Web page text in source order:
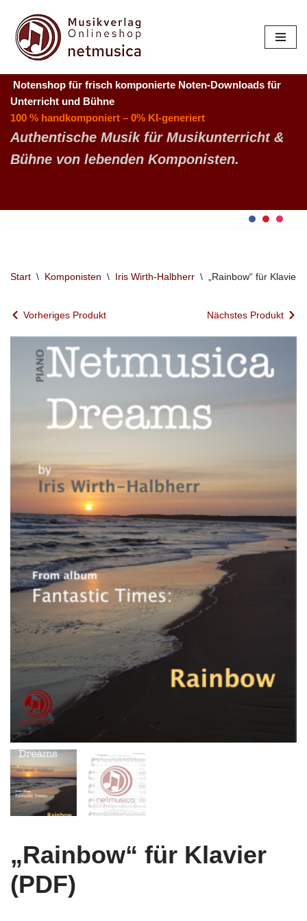
Zum
Inhalt
Notenshop für frisch komponierte Noten-Downloads für
Unterricht und Bühne
100 % handkomponiert – 0% KI-generiert
Authentische Musik für Musikunterricht &
Bühne von lebenden Komponisten.
Start \ Komponisten \ Iris Wirth-Halbherr \ „Rainbow“ für Klavier
Vorheriges Produkt Nächstes Produkt
„Rainbow“ für Klavier
(PDF)